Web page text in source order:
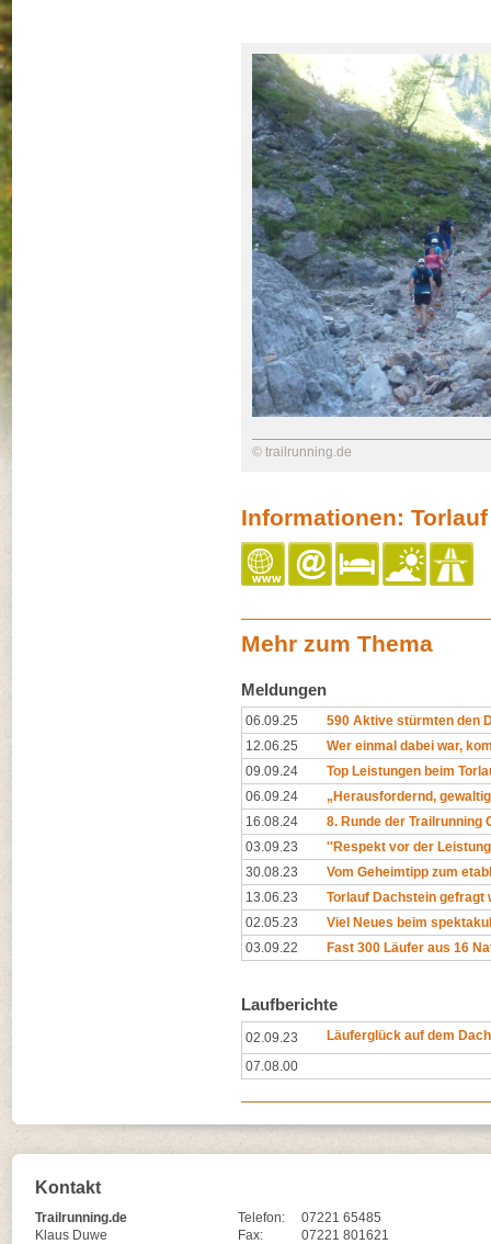
© trailrunning.de
Informationen:
Mehr zum Thema
Meldungen
06.09.25
590 Aktive stürmten den
12.06.25
Wer einmal dabei war,
09.09.24
Top Leistungen beim
06.09.24
„Herausfordernd,
16.08.24
8. Runde der Trailrunning
03.09.23
''Respekt vor der
30.08.23
Vom Geheimtipp zum
13.06.23
Torlauf Dachstein gefragt
02.05.23
Viel Neues beim
03.09.22
Fast 300 Läufer aus 16
Laufberichte
02.09.23
Läuferglück auf dem
07.08.00
Kontakt
Trailrunning.de
Klaus Duwe
Telefon:
07221 65485
Fax:
07221 801621